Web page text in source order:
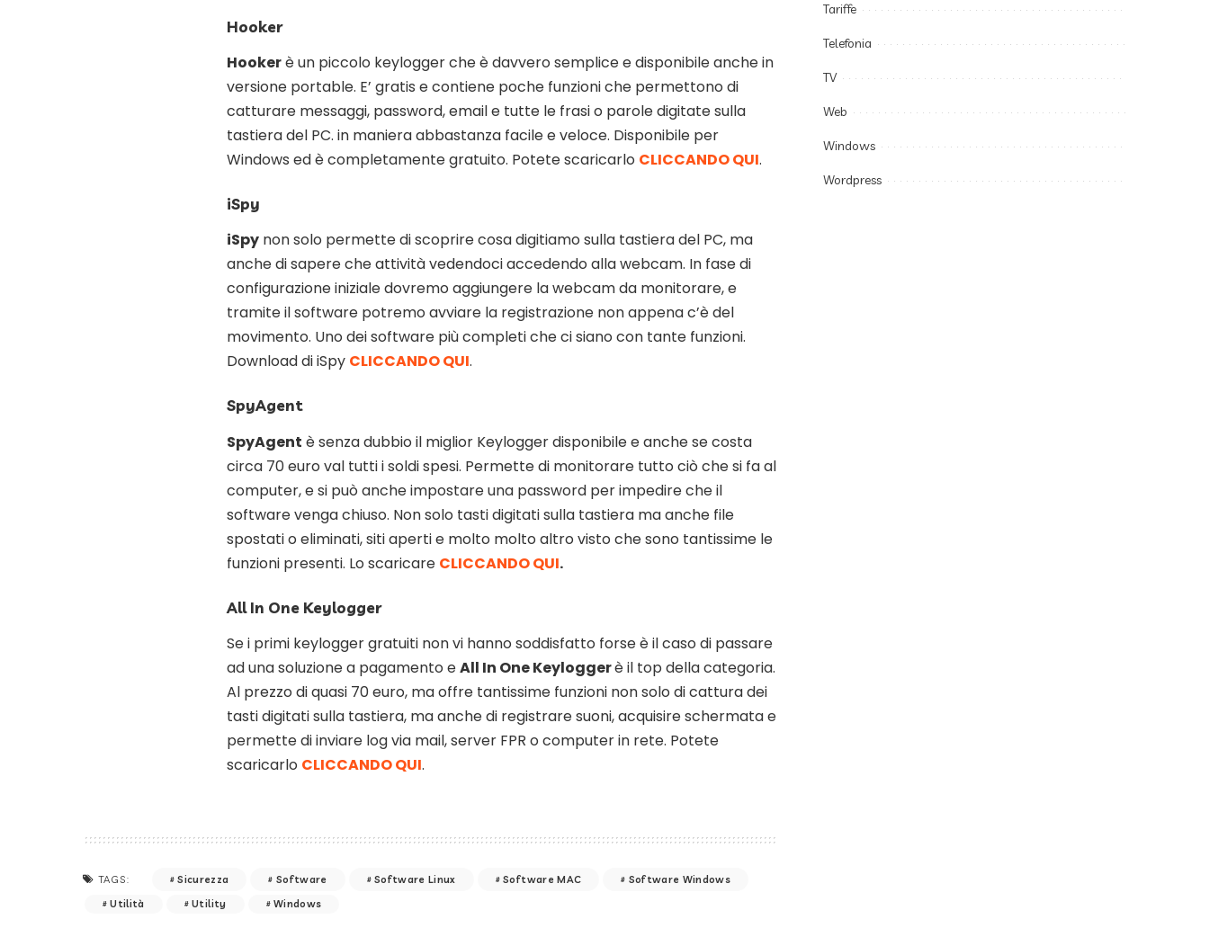
Hooker
Hookerè un piccolo keylogger che è davvero semplice e disponibile anche in
versione portable. E’ gratis e contiene poche funzioni che permettono di
catturare messaggi, password, email e tutte le frasi o parole digitate sulla
tastiera del PC. in maniera abbastanza facile e veloce. Disponibile per
Windows ed è completamente gratuito. Potete scaricarlo CLICCANDO QUI.
iSpy
iSpy non solo permette di scoprire cosa digitiamo sulla tastiera del PC, ma
anche di sapere che attività vedendoci accedendo alla webcam. In fase di
configurazione iniziale dovremo aggiungere la webcam da monitorare, e
tramite il software potremo avviare la registrazione non appena c’è del
movimento. Uno dei software più completi che ci siano con tante funzioni.
Download di iSpy CLICCANDO QUI.
SpyAgent
SpyAgent è senza dubbio il miglior Keylogger disponibile e anche se costa
circa 70 euro val tutti i soldi spesi. Permette di monitorare tutto ciò che si fa al
computer, e si può anche impostare una password per impedire che il
software venga chiuso. Non solo tasti digitati sulla tastiera ma anche file
spostati o eliminati, siti aperti e molto molto altro visto che sono tantissime le
funzioni presenti. Lo scaricare CLICCANDO QUI.
All In One Keylogger
Se i primi keylogger gratuiti non vi hanno soddisfatto forse è il caso di passare
ad una soluzione a pagamento eAll In One Keyloggerè il top della categoria.
Al prezzo di quasi 70 euro, ma offre tantissime funzioni non solo di cattura dei
tasti digitati sulla tastiera, ma anche di registrare suoni, acquisire schermata e
permette di inviare log via mail, server FPR o computer in rete. Potete
scaricarlo CLICCANDO QUI.
TAGS: Sicurezza Software Software Linux Software MAC
Software Windows
Utilità
Utility Windows
Tariffe
Telefonia
TV
Web
Windows
Wordpress